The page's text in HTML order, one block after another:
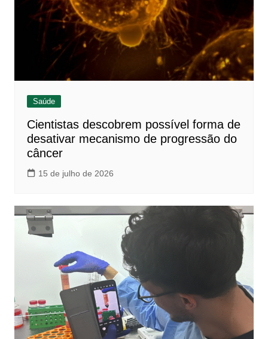
Saúde
Cientistas descobrem possível forma de
desativar mecanismo de progressão do
câncer
15 de julho de 2026